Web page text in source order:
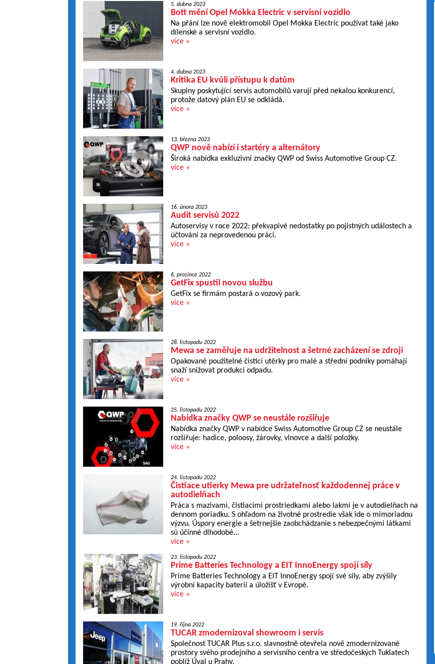
5. dubna 2023
Bott mění Opel Mokka Electric v servisní vozidlo
Na přání lze nově elektromobil Opel Mokka Electric používat také jako
dílenské a servisní vozidlo.
více »
4. dubna 2023
Kritika EU kvůli přístupu k datům
Skupiny poskytující servis automobilů varují před nekalou konkurencí,
protože datový plán EU se odkládá.
více »
13. března 2023
QWP nově nabízí i startéry a alternátory
Široká nabídka exkluzivní značky QWP od Swiss Automotive Group CZ.
více »
16. února 2023
Audit servisů 2022
Autoservisy v roce 2022: překvapivé nedostatky po pojistných událostech a
účtování za neprovedenou práci.
více »
6. prosince 2022
GetFix spustil novou službu
GetFix se firmám postará o vozový park.
více »
28. listopadu 2022
Mewa se zaměřuje na udržitelnost a šetrné zacházení se zdroji
Opakovaně použitelné čisticí utěrky pro malé a střední podniky pomáhají
snaží snižovat produkci odpadu.
více »
25. listopadu 2022
Nabídka značky QWP se neustále rozšiřuje
Nabídka značky QWP v nabídce Swiss Automotive Group CZ se neustále
rozšiřuje: hadice, poloosy, žárovky, vlnovce a další položky.
více »
24. listopadu 2022
Čistiace utierky Mewa pre udržateľnosť každodennej práce v
autodielňach
Práca s mazivami, čistiacimi prostriedkami alebo lakmi je v autodielňach na
dennom poriadku. S ohľadom na životné prostredie však ide o mimoriadnu
výzvu. Úspory energie a šetrnejšie zaobchádzanie s nebezpečnými látkami
sú účinné dlhodobé...
více »
23. listopadu 2022
Prime Batteries Technology a EIT InnoEnergy spojí síly
Prime Batteries Technology a EIT InnoEnergy spojí své síly, aby zvýšily
výrobní kapacity baterií a úložišť v Evropě.
více »
19. října 2022
TUCAR zmodernizoval showroom i servis
Společnost TUCAR Plus s.r.o. slavnostně otevřela nově zmodernizované
prostory svého prodejního a servisního centra ve středočeských Tuklatech
poblíž Úval u Prahy.